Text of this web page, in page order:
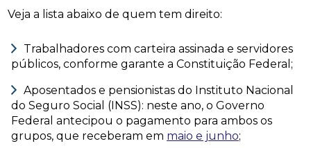
Veja a lista abaixo de quem tem direito:
Trabalhadores com carteira assinada e servidores
públicos, conforme garante a Constituição Federal;
Aposentados e pensionistas do Instituto Nacional
do Seguro Social (INSS): neste ano, o Governo
Federal antecipou o pagamento para ambos os
grupos, que receberam em maio e junho;